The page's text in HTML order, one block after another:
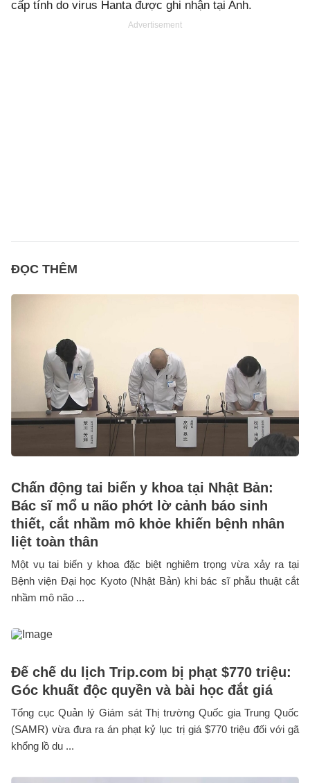
cấp tính do virus Hanta được ghi nhận tại Anh.
Advertisement
ĐỌC THÊM
Chấn động tai biến y khoa tại Nhật Bản:
Bác sĩ mổ u não phớt lờ cảnh báo sinh
thiết, cắt nhầm mô khỏe khiến bệnh nhân
liệt toàn thân
Một vụ tai biến y khoa đặc biệt nghiêm trọng vừa xảy ra tại
Bệnh viện Đại học Kyoto (Nhật Bản) khi bác sĩ phẫu thuật cắt
nhầm mô não ...
Đế chế du lịch Trip.com bị phạt $770 triệu:
Góc khuất độc quyền và bài học đắt giá
Tổng cục Quản lý Giám sát Thị trường Quốc gia Trung Quốc
(SAMR) vừa đưa ra án phạt kỷ lục trị giá $770 triệu đối với gã
khổng lồ du ...